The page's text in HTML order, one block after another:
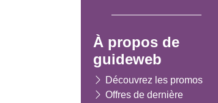
À propos de
guideweb
Découvrez les promos
Offres de dernière